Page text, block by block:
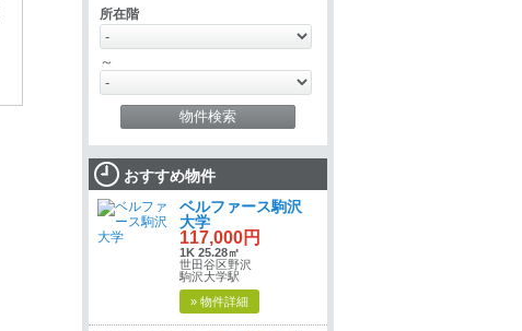
所在階
～
おすすめ物件
ベルファース駒沢
大学
117,000円
1K 25.28㎡
世田谷区野沢
駒沢大学駅
» 物件詳細